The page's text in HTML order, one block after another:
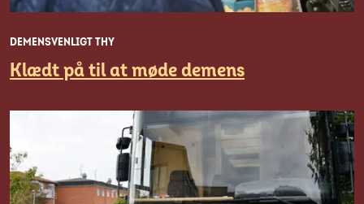
DEMENSVENLIGT THY
Klædt på til at møde demens